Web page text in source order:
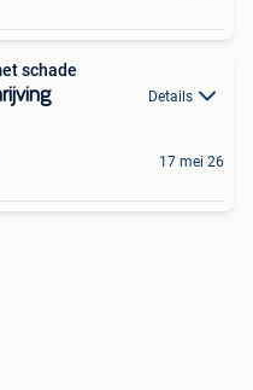
schade
Details
17 mei 26